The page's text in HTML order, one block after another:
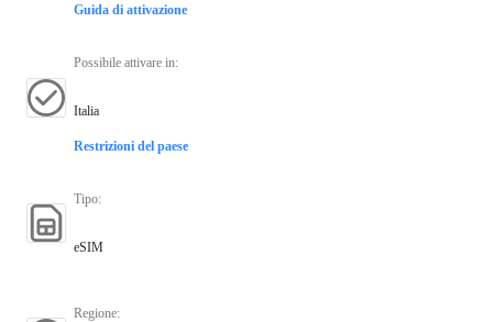
Guida di attivazione
Possibile attivare in:
Italia
Restrizioni del paese
Tipo:
eSIM
Regione: